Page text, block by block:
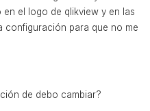
el logo de qlikview y en las
configuración para que no me
de debo cambiar?